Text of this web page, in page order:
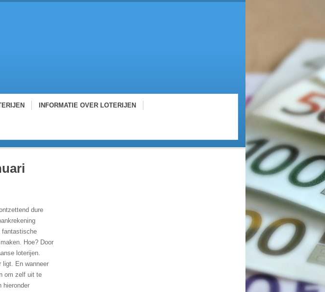
INFORMATIE OVER LOTERIJEN
dure
fantastische
Hoe? Door
loterijen.
ligt. En wanneer
om zelf uit te
hieronder